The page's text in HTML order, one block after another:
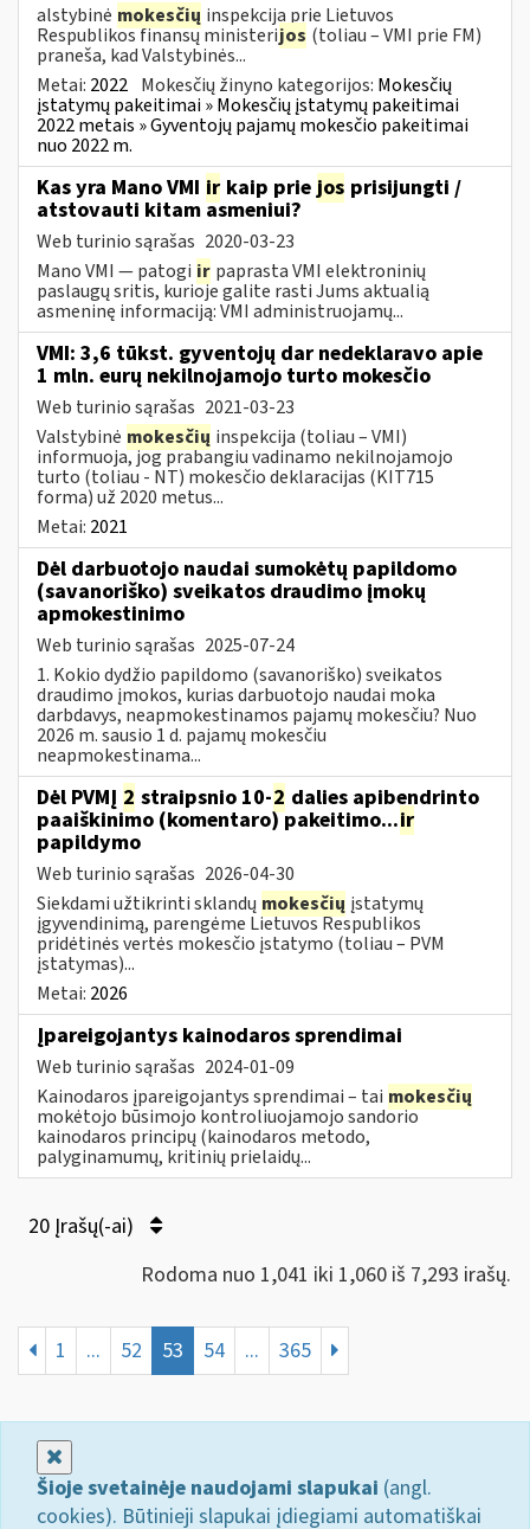
alstybinė mokesčių inspekcija prie Lietuvos
Respublikos finansų ministerijos (toliau – VMI prie FM)
praneša, kad Valstybinės...
Metai: 2022 Mokesčių žinyno kategorijos: Mokesčių
įstatymų pakeitimai » Mokesčių įstatymų pakeitimai
2022 metais » Gyventojų pajamų mokesčio pakeitimai
nuo 2022 m.
Kas yra Mano VMI ir kaip prie jos prisijungti /
atstovauti kitam asmeniui?
Web turinio sąrašas 2020-03-23
Mano VMI — patogi ir paprasta VMI elektroninių
paslaugų sritis, kurioje galite rasti Jums aktualią
asmeninę informaciją: VMI administruojamų...
VMI: 3,6 tūkst. gyventojų dar nedeklaravo apie
1 mln. eurų nekilnojamojo turto mokesčio
Web turinio sąrašas 2021-03-23
Valstybinė mokesčių inspekcija (toliau – VMI)
informuoja, jog prabangiu vadinamo nekilnojamojo
turto (toliau - NT) mokesčio deklaracijas (KIT715
forma) už 2020 metus...
Metai: 2021
Dėl darbuotojo naudai sumokėtų papildomo
(savanoriško) sveikatos draudimo įmokų
apmokestinimo
Web turinio sąrašas 2025-07-24
1. Kokio dydžio papildomo (savanoriško) sveikatos
draudimo įmokos, kurias darbuotojo naudai moka
darbdavys, neapmokestinamos pajamų mokesčiu? Nuo
2026 m. sausio 1 d. pajamų mokesčiu
neapmokestinama...
Dėl PVMĮ 2 straipsnio 10-2 dalies apibendrinto
paaiškinimo (komentaro) pakeitimo...ir
papildymo
Web turinio sąrašas 2026-04-30
Siekdami užtikrinti sklandų mokesčių įstatymų
įgyvendinimą, parengėme Lietuvos Respublikos
pridėtinės vertės mokesčio įstatymo (toliau – PVM
įstatymas)...
Metai: 2026
Įpareigojantys kainodaros sprendimai
Web turinio sąrašas 2024-01-09
Kainodaros įpareigojantys sprendimai – tai mokesčių
mokėtojo būsimojo kontroliuojamojo sandorio
kainodaros principų (kainodaros metodo,
palyginamumų, kritinių prielaidų...
20 Įrašų(-ai)
Rodoma nuo 1,041 iki 1,060 iš 7,293 irašų.
1 ... 52 53 54 ... 365
Šioje svetainėje naudojami slapukai (angl.
cookies). Būtinieji slapukai įdiegiami automatiškai